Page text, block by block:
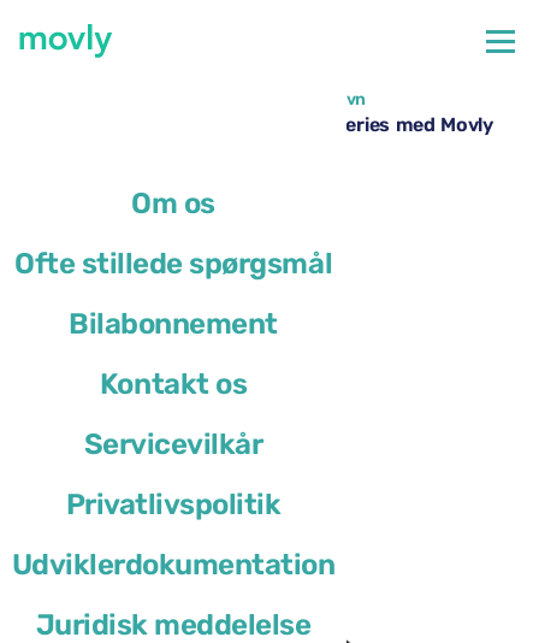
Om os
Ofte stillede spørgsmål
Bilabonnement
Kontakt os
Servicevilkår
Privatlivspolitik
Udviklerdokumentation
Juridisk meddelelse
Alle tilgængelige biler i Orlando Lufthavn
Billeje i Orlando Lufthavn – BMW 3 Series med Movly
eller lignende